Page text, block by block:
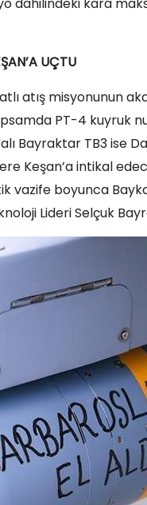
UÇTU
atış misyonunun
PT-4 kuyruk
Bayraktar TB3 ise
Keşan’a intikal
vazife boyunca
Lideri Selçuk